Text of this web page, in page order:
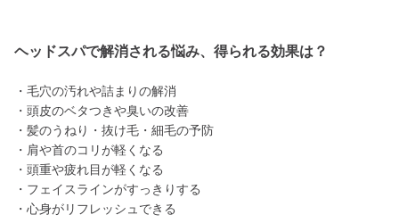
ヘッドスパで解消される悩み、得られる効果は？
・毛穴の汚れや詰まりの解消
・頭皮のベタつきや臭いの改善
・髪のうねり・抜け毛・細毛の予防
・肩や首のコリが軽くなる
・頭重や疲れ目が軽くなる
・フェイスラインがすっきりする
・心身がリフレッシュできる